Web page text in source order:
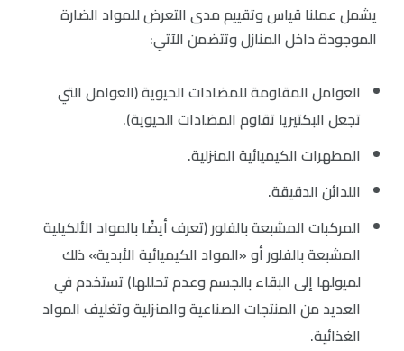
يشمل عملنا قياس وتقييم مدى التعرض للمواد الضارة
الموجودة داخل المنازل وتتضمن الآتي:
العوامل المقاومة للمضادات الحيوية (العوامل التي
تجعل البكتيريا تقاوم المضادات الحيوية).
المطهرات الكيميائية المنزلية.
اللدائن الدقيقة.
المركبات المشبعة بالفلور (تعرف أيضًا بالمواد الألكيلية
المشبعة بالفلور أو «المواد الكيميائية الأبدية» ذلك
لميولها إلى البقاء بالجسم وعدم تحللها) تستخدم في
العديد من المنتجات الصناعية والمنزلية وتغليف المواد
الغذائية.